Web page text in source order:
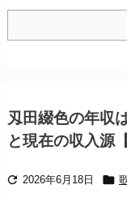
刄田綴色の年収
と現在の収入源
 2026年6月18日 